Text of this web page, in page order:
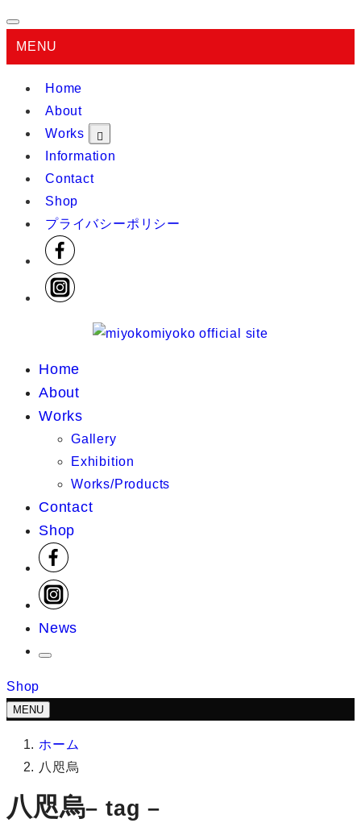
MENU
Home
About
Works
Information
Contact
Shop
プライバシーポリシー
Home
About
Works
Gallery
Exhibition
Works/Products
Contact
Shop
News
Shop
MENU
ホーム
八咫烏
八咫烏– tag –